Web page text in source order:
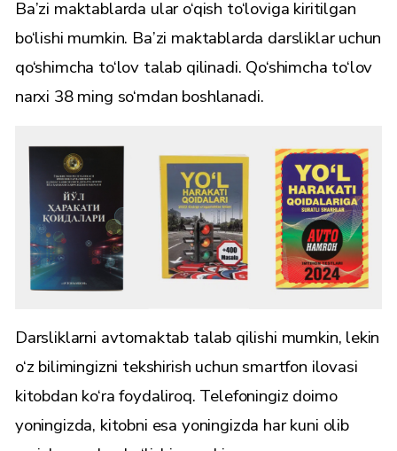
Ba’zi maktablarda ular o‘qish to‘loviga kiritilgan
bo‘lishi mumkin. Ba’zi maktablarda darsliklar uchun
qo‘shimcha to‘lov talab qilinadi. Qo‘shimcha to‘lov
narxi 38 ming so‘mdan boshlanadi.
Darsliklarni avtomaktab talab qilishi mumkin, lekin
o‘z bilimingizni tekshirish uchun smartfon ilovasi
kitobdan ko‘ra foydaliroq. Telefoningiz doimo
yoningizda, kitobni esa yoningizda har kuni olib